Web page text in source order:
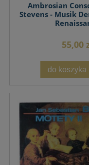
Ambrosian
Stevens - Musik
55,00
do koszyka